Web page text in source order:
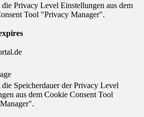
die Privacy Level Einstellungen aus dem
Tool "Privacy Manager".
die Speicherdauer der Privacy Level
aus dem Cookie Consent Tool